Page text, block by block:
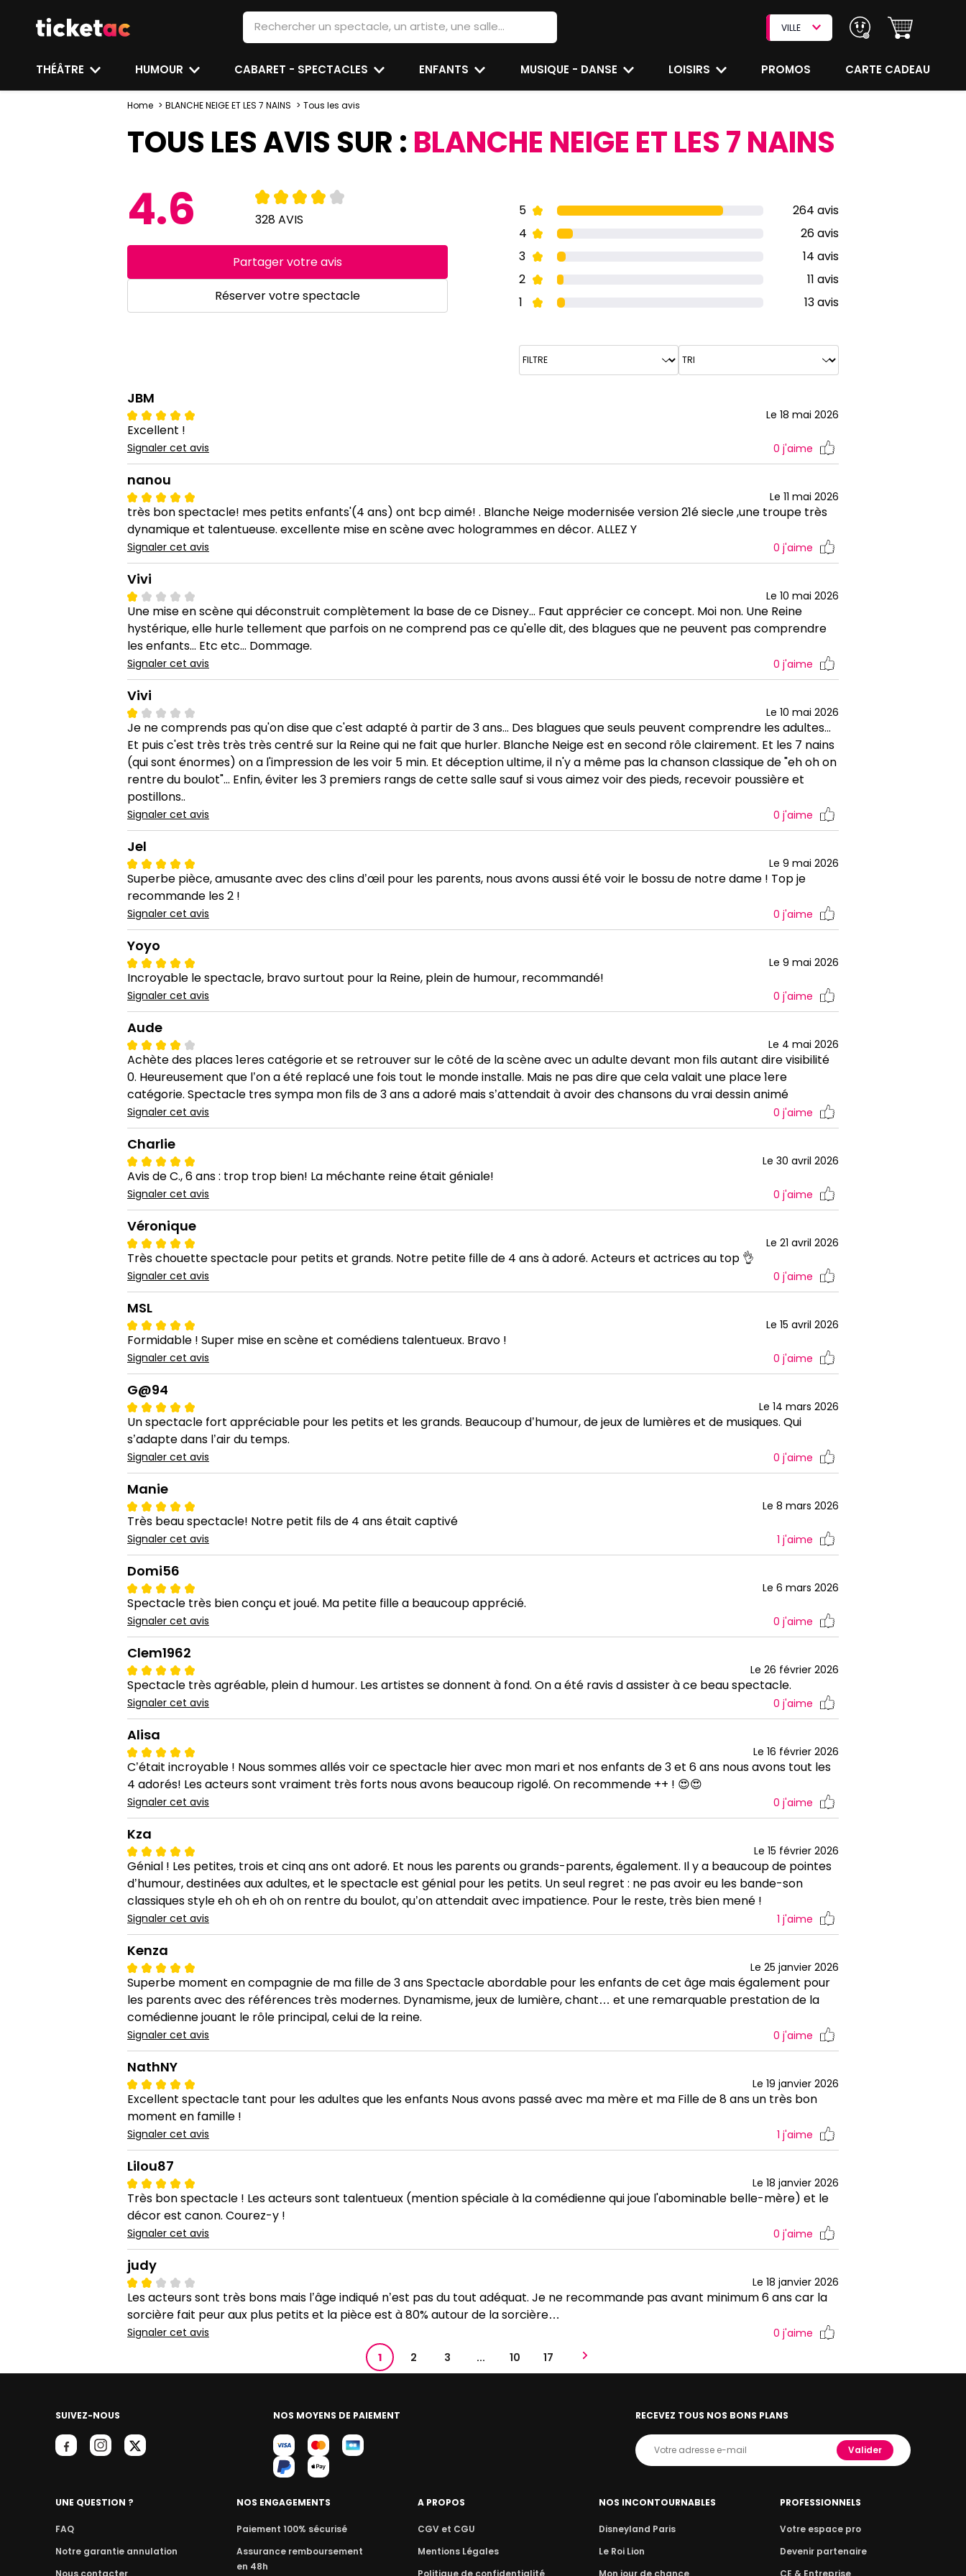
VILLE
THÉÂTRE HUMOUR CABARET - SPECTACLES ENFANTS MUSIQUE - DANSE LOISIRS PROMOS CARTE CADEAU
Home BLANCHE NEIGE ET LES 7 NAINS Tous les avis
TOUS LES AVIS SUR : BLANCHE NEIGE ET LES 7 NAINS
4.6 328 AVIS
Réserver votre spectacle
Partager votre avis
5
264 avis
4
26 avis
3
14 avis
2
11 avis
1
13 avis
JBM
Le 18 mai 2026
Excellent !
Signaler cet avis 0 j'aime
nanou
Le 11 mai 2026
très bon spectacle! mes petits enfants'(4 ans) ont bcp aimé! . Blanche Neige modernisée version 21é siecle ,une troupe très
dynamique et talentueuse. excellente mise en scène avec hologrammes en décor. ALLEZ Y
Signaler cet avis 0 j'aime
Vivi
Le 10 mai 2026
Une mise en scène qui déconstruit complètement la base de ce Disney... Faut apprécier ce concept. Moi non. Une Reine
hystérique, elle hurle tellement que parfois on ne comprend pas ce qu'elle dit, des blagues que ne peuvent pas comprendre
les enfants... Etc etc... Dommage.
Signaler cet avis 0 j'aime
Vivi
Le 10 mai 2026
Je ne comprends pas qu'on dise que c'est adapté à partir de 3 ans... Des blagues que seuls peuvent comprendre les adultes...
Et puis c'est très très très centré sur la Reine qui ne fait que hurler. Blanche Neige est en second rôle clairement. Et les 7 nains
(qui sont énormes) on a l'impression de les voir 5 min. Et déception ultime, il n'y a même pas la chanson classique de "eh oh on
rentre du boulot"... Enfin, éviter les 3 premiers rangs de cette salle sauf si vous aimez voir des pieds, recevoir poussière et
postillons..
Signaler cet avis 0 j'aime
Jel
Le 9 mai 2026
Superbe pièce, amusante avec des clins d’œil pour les parents, nous avons aussi été voir le bossu de notre dame ! Top je
recommande les 2 !
Signaler cet avis 0 j'aime
Yoyo
Le 9 mai 2026
Incroyable le spectacle, bravo surtout pour la Reine, plein de humour, recommandé!
Signaler cet avis 0 j'aime
Aude
Le 4 mai 2026
Achète des places 1eres catégorie et se retrouver sur le côté de la scène avec un adulte devant mon fils autant dire visibilité
0. Heureusement que l’on a été replacé une fois tout le monde installe. Mais ne pas dire que cela valait une place 1ere
catégorie. Spectacle tres sympa mon fils de 3 ans a adoré mais s’attendait à avoir des chansons du vrai dessin animé
Signaler cet avis 0 j'aime
Charlie
Le 30 avril 2026
Avis de C., 6 ans : trop trop bien! La méchante reine était géniale!
Signaler cet avis 0 j'aime
Véronique
Le 21 avril 2026
Très chouette spectacle pour petits et grands. Notre petite fille de 4 ans à adoré. Acteurs et actrices au top 👌
Signaler cet avis 0 j'aime
MSL
Le 15 avril 2026
Formidable ! Super mise en scène et comédiens talentueux. Bravo !
Signaler cet avis 0 j'aime
G@94
Le 14 mars 2026
Un spectacle fort appréciable pour les petits et les grands. Beaucoup d’humour, de jeux de lumières et de musiques. Qui
s’adapte dans l’air du temps.
Signaler cet avis 0 j'aime
Manie
Le 8 mars 2026
Très beau spectacle! Notre petit fils de 4 ans était captivé
Signaler cet avis 1 j'aime
Domi56
Le 6 mars 2026
Spectacle très bien conçu et joué. Ma petite fille a beaucoup apprécié.
Signaler cet avis 0 j'aime
Clem1962
Le 26 février 2026
Spectacle très agréable, plein d humour. Les artistes se donnent à fond. On a été ravis d assister à ce beau spectacle.
Signaler cet avis 0 j'aime
Alisa
Le 16 février 2026
C’était incroyable ! Nous sommes allés voir ce spectacle hier avec mon mari et nos enfants de 3 et 6 ans nous avons tout les
4 adorés! Les acteurs sont vraiment très forts nous avons beaucoup rigolé. On recommende ++ ! 😍😍
Signaler cet avis 0 j'aime
Kza
Le 15 février 2026
Génial ! Les petites, trois et cinq ans ont adoré. Et nous les parents ou grands-parents, également. Il y a beaucoup de pointes
d’humour, destinées aux adultes, et le spectacle est génial pour les petits. Un seul regret : ne pas avoir eu les bande-son
classiques style eh oh eh oh on rentre du boulot, qu’on attendait avec impatience. Pour le reste, très bien mené !
Signaler cet avis 1 j'aime
Kenza
Le 25 janvier 2026
Superbe moment en compagnie de ma fille de 3 ans Spectacle abordable pour les enfants de cet âge mais également pour
les parents avec des références très modernes. Dynamisme, jeux de lumière, chant… et une remarquable prestation de la
comédienne jouant le rôle principal, celui de la reine.
Signaler cet avis 0 j'aime
NathNY
Le 19 janvier 2026
Excellent spectacle tant pour les adultes que les enfants Nous avons passé avec ma mère et ma Fille de 8 ans un très bon
moment en famille !
Signaler cet avis 1 j'aime
Lilou87
Le 18 janvier 2026
Très bon spectacle ! Les acteurs sont talentueux (mention spéciale à la comédienne qui joue l'abominable belle-mère) et le
décor est canon. Courez-y !
Signaler cet avis 0 j'aime
judy
Le 18 janvier 2026
Les acteurs sont très bons mais l’âge indiqué n’est pas du tout adéquat. Je ne recommande pas avant minimum 6 ans car la
sorcière fait peur aux plus petits et la pièce est à 80% autour de la sorcière…
Signaler cet avis 0 j'aime
1
2 3 ... 10 17
SUIVEZ-NOUS NOS MOYENS DE PAIEMENT RECEVEZ TOUS NOS BONS PLANS
Valider
UNE QUESTION ?
FAQ
Notre garantie annulation
Nous contacter
NOS ENGAGEMENTS
Paiement 100% sécurisé
Assurance remboursement
en 48h
A PROPOS
CGV et CGU
Mentions Légales
Politique de confidentialité
NOS INCONTOURNABLES
Disneyland Paris
Le Roi Lion
Mon jour de chance
PROFESSIONNELS
Votre espace pro
Devenir partenaire
CE & Entreprise